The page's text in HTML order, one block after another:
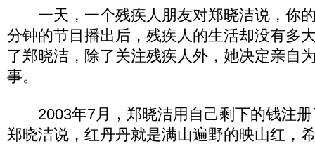
一天，一个残疾人朋友对郑晓洁说，你
分钟的节目播出后，残疾人的生活却没有多
了郑晓洁，除了关注残疾人外，她决定亲自
事。
2003年7月，郑晓洁用自己剩下的钱注册
郑晓洁说，红丹丹就是满山遍野的映山红，